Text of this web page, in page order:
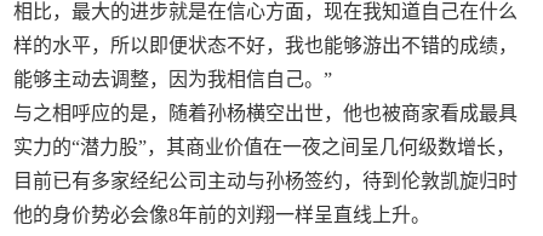
相比，最大的进步就是在信心方面，现在我知道自己在什么
样的水平，所以即便状态不好，我也能够游出不错的成绩，
能够主动去调整，因为我相信自己。”
与之相呼应的是，随着孙杨横空出世，他也被商家看成最具
实力的“潜力股”，其商业价值在一夜之间呈几何级数增长，
目前已有多家经纪公司主动与孙杨签约，待到伦敦凯旋归时
他的身价势必会像8年前的刘翔一样呈直线上升。